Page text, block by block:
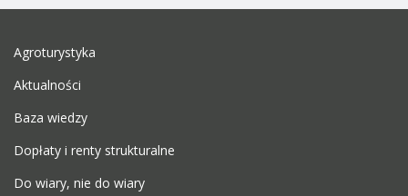
Agroturystyka
Aktualności
Baza wiedzy
Dopłaty i renty strukturalne
Do wiary, nie do wiary